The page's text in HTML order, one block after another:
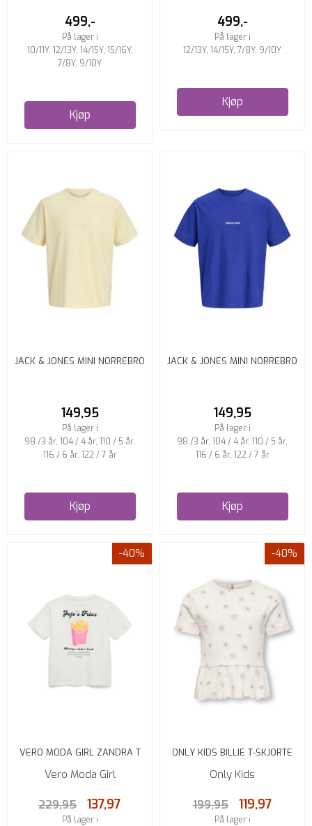
499,-
På lager i
10/11Y, 12/13Y, 14/15Y, 15/16Y,
7/8Y, 9/10Y
Kjøp
499,-
På lager i
12/13Y, 14/15Y, 7/8Y, 9/10Y
Kjøp
JACK & JONES MINI NORREBRO
149,95
På lager i
98 /3 år, 104 / 4 år, 110 / 5 år,
116 / 6 år, 122 / 7 år
Kjøp
JACK & JONES MINI NORREBRO
149,95
På lager i
98 /3 år, 104 / 4 år, 110 / 5 år,
116 / 6 år, 122 / 7 år
Kjøp
-40%
VERO MODA GIRL ZANDRA T
SKJORTE OVERSIZE FIT SNOW
Vero Moda Girl
229,95 137,97
På lager i
-40%
ONLY KIDS BILLIE T-SKJORTE
TOFU FLOWER BOUQUET
Only Kids
199,95 119,97
På lager i